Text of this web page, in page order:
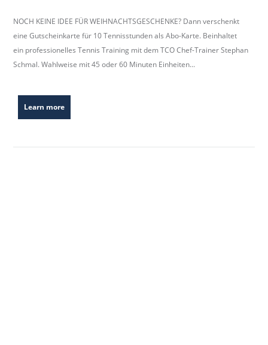
NOCH KEINE IDEE FÜR WEIHNACHTSGESCHENKE? Dann verschenkt
eine Gutscheinkarte für 10 Tennisstunden als Abo-Karte. Beinhaltet
ein professionelles Tennis Training mit dem TCO Chef-Trainer Stephan
Schmal. Wahlweise mit 45 oder 60 Minuten Einheiten...
Learn more